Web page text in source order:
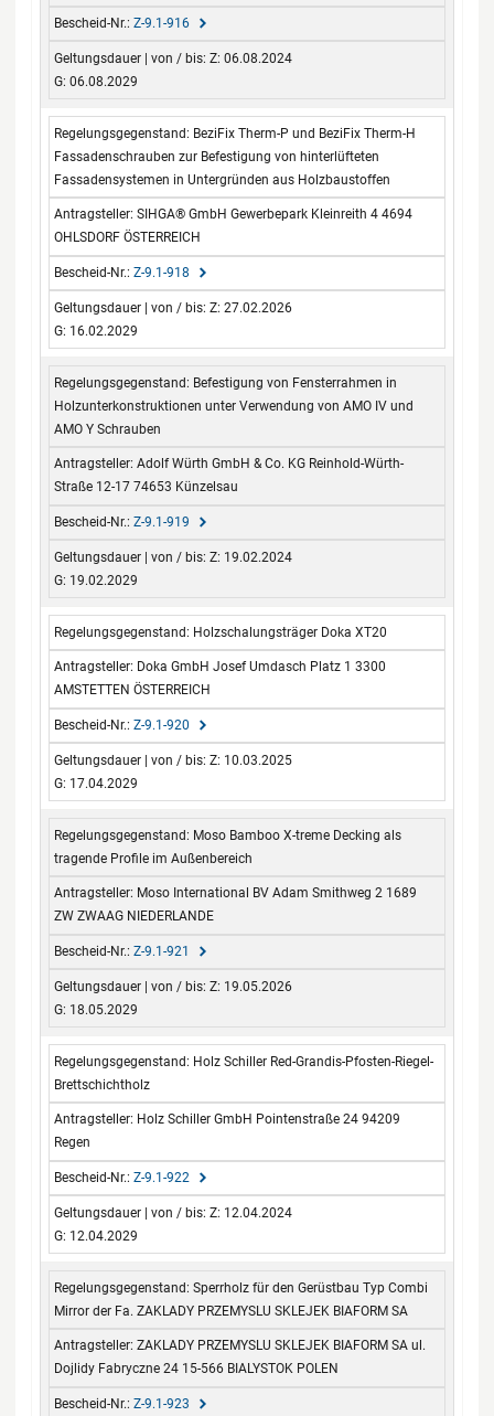
Z-9.1-916
Z: 06.08.2024
G: 06.08.2029
BeziFix Therm-P und BeziFix Therm-H
Fassadenschrauben zur Befestigung von hinterlüfteten
Fassadensystemen in Untergründen aus Holzbaustoffen
SIHGA® GmbH Gewerbepark Kleinreith 4 4694
OHLSDORF ÖSTERREICH
Z-9.1-918
Z: 27.02.2026
G: 16.02.2029
Befestigung von Fensterrahmen in
Holzunterkonstruktionen unter Verwendung von AMO IV und
AMO Y Schrauben
Adolf Würth GmbH & Co. KG Reinhold-Würth-
Straße 12-17 74653 Künzelsau
Z-9.1-919
Z: 19.02.2024
G: 19.02.2029
Holzschalungsträger Doka XT20
Doka GmbH Josef Umdasch Platz 1 3300
AMSTETTEN ÖSTERREICH
Z-9.1-920
Z: 10.03.2025
G: 17.04.2029
Moso Bamboo X-treme Decking als
tragende Profile im Außenbereich
Moso International BV Adam Smithweg 2 1689
ZW ZWAAG NIEDERLANDE
Z-9.1-921
Z: 19.05.2026
G: 18.05.2029
Holz Schiller Red-Grandis-Pfosten-Riegel-
Brettschichtholz
Holz Schiller GmbH Pointenstraße 24 94209
Regen
Z-9.1-922
Z: 12.04.2024
G: 12.04.2029
Sperrholz für den Gerüstbau Typ Combi
Mirror der Fa. ZAKLADY PRZEMYSLU SKLEJEK BIAFORM SA
ZAKLADY PRZEMYSLU SKLEJEK BIAFORM SA ul.
Dojlidy Fabryczne 24 15-566 BIALYSTOK POLEN
Z-9.1-923